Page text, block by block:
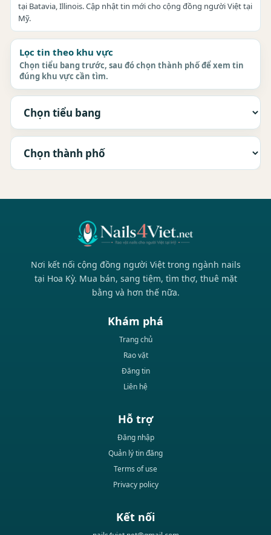
tại Batavia, Illinois. Cập nhật tin mới cho cộng đồng người Việt tại
Mỹ.
Lọc tin theo khu vực
Chọn tiểu bang trước, sau đó chọn thành phố để xem tin
đúng khu vực cần tìm.
Nơi kết nối cộng đồng người Việt trong ngành nails
tại Hoa Kỳ. Mua bán, sang tiệm, tìm thợ, thuê mặt
bằng và hơn thế nữa.
Khám phá
Trang chủ
Rao vặt
Đăng tin
Liên hệ
Hỗ trợ
Đăng nhập
Quản lý tin đăng
Terms of use
Privacy policy
Kết nối